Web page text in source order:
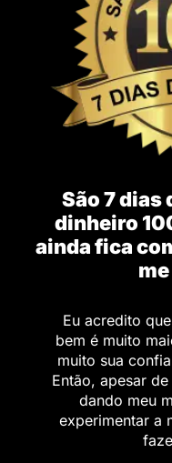
São 7 dias
dinheiro
ainda fica
Eu acredito
bem é muito
muito sua
Então, apesar
dando meu
experimentar a